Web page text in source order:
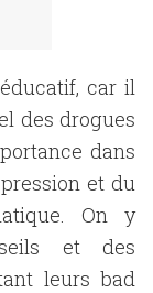
car il
des drogues
dans
et du
On y
et des
leurs bad